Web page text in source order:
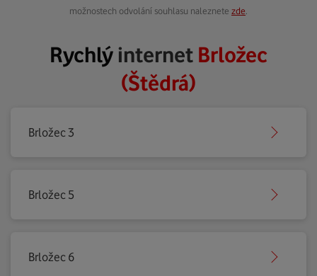
možnostech odvolání souhlasu naleznete zde
Rychlýinternet Brložec
(Štědrá)
Brložec 3
Brložec 5
Brložec 6